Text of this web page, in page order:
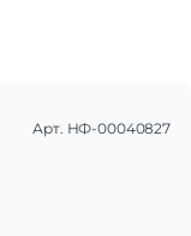
Арт. НФ-00040827